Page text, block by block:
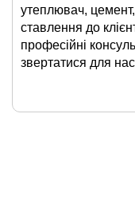
утеплювач,
ставлення до
професійні
звертатися для